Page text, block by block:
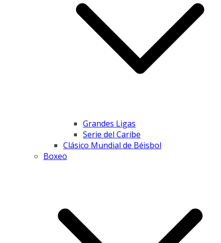
Grandes Ligas
Serie del Caribe
Clásico Mundial de Béisbol
Boxeo